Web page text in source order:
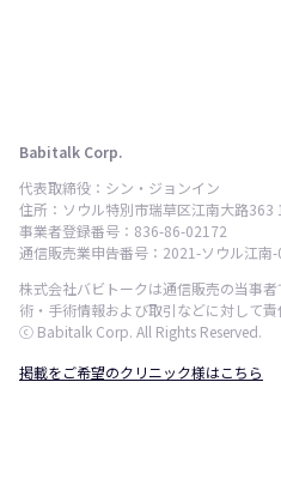
Babitalk Corp.
代表取締役：シン・ジョンイン
住所：ソウル特別市瑞草区江南大路363
事業者登録番号：836-86-02172
通信販売業申告番号：2021-ソウル江南
株式会社バビトークは通信販売の当事
術・手術情報および取引などに対して責
ⓒ Babitalk Corp. All Rights Reserved.
掲載をご希望のクリニック様はこちら